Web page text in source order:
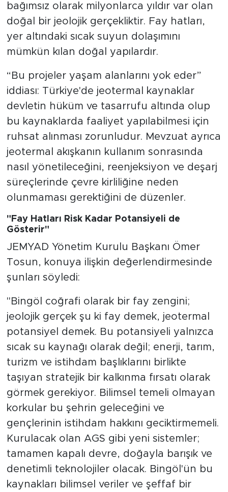
bağımsız olarak milyonlarca yıldır var olan
doğal bir jeolojik gerçekliktir. Fay hatları,
yer altındaki sıcak suyun dolaşımını
mümkün kılan doğal yapılardır.
“Bu projeler yaşam alanlarını yok eder”
iddiası: Türkiye'de jeotermal kaynaklar
devletin hüküm ve tasarrufu altında olup
bu kaynaklarda faaliyet yapılabilmesi için
ruhsat alınması zorunludur. Mevzuat ayrıca
jeotermal akışkanın kullanım sonrasında
nasıl yönetileceğini, reenjeksiyon ve deşarj
süreçlerinde çevre kirliliğine neden
olunmaması gerektiğini de düzenler.
"Fay Hatları Risk Kadar Potansiyeli de
Gösterir"
JEMYAD Yönetim Kurulu Başkanı Ömer
Tosun, konuya ilişkin değerlendirmesinde
şunları söyledi:
"Bingöl coğrafi olarak bir fay zengini;
jeolojik gerçek şu ki fay demek, jeotermal
potansiyel demek. Bu potansiyeli yalnızca
sıcak su kaynağı olarak değil; enerji, tarım,
turizm ve istihdam başlıklarını birlikte
taşıyan stratejik bir kalkınma fırsatı olarak
görmek gerekiyor. Bilimsel temeli olmayan
korkular bu şehrin geleceğini ve
gençlerinin istihdam hakkını geciktirmemeli.
Kurulacak olan AGS gibi yeni sistemler;
tamamen kapalı devre, doğayla barışık ve
denetimli teknolojiler olacak. Bingöl'ün bu
kaynakları bilimsel veriler ve şeffaf bir